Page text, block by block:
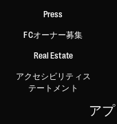
Press
FCオーナー募集
Real Estate
アクセシビリティス
テートメント
ア